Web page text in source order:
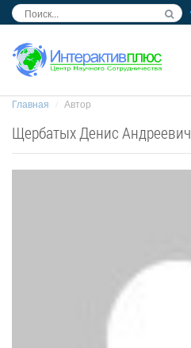
Главная Автор
Щербатых Денис Андреевич